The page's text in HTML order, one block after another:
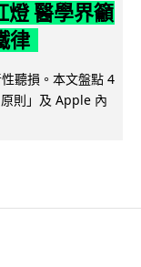
燈 醫學界籲
律
聽損。本文盤點 4
則」及 Apple 內